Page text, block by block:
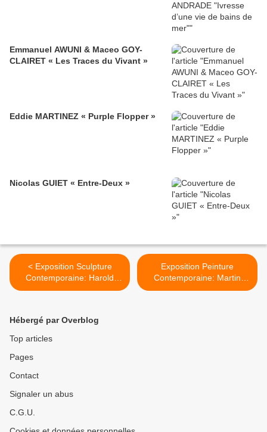
Emmanuel AWUNI & Maceo GOY-
CLAIRET « Les Traces du Vivant »
Eddie MARTINEZ « Purple Flopper »
Nicolas GUIET « Entre-Deux »
< Exposition Sculpture
Contemporaine: Harold
ANCART « La Grande
Exposition Peinture
Contemporaine: Martin
BRUNEAU «Suite blanche»
Hébergé par Overblog
Top articles
Pages
Contact
Signaler un abus
C.G.U.